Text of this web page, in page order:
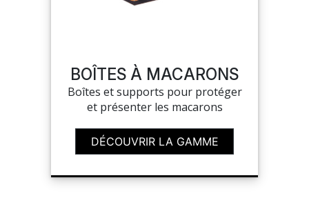
BOÎTES À MACARONS
Boîtes et supports pour protéger
et présenter les macarons
DÉCOUVRIR LA GAMME